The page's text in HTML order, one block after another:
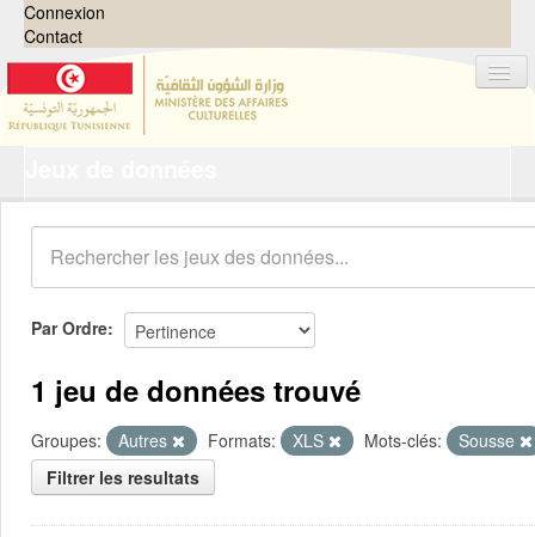
Connexion
Contact
Organisations
Groupes
Demandes 0
À propos
Par Ordre
1 jeu de données trouvé
Groupes: Autres Formats: XLS Mots-clés:
Sousse
Filtrer les resultats